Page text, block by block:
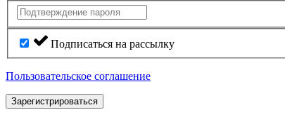
Подписаться на рассылку
Пользовательское соглашение
Зарегистрироваться